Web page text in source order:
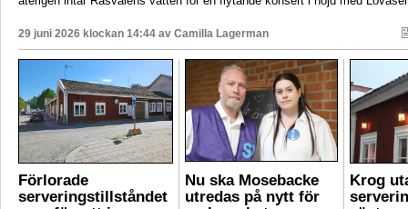
29 juni 2026 klockan 14:44 av Camilla Lagerman
Förlorade
serveringstillståndet
Nu ska Mosebacke
utredas på nytt för
Krog